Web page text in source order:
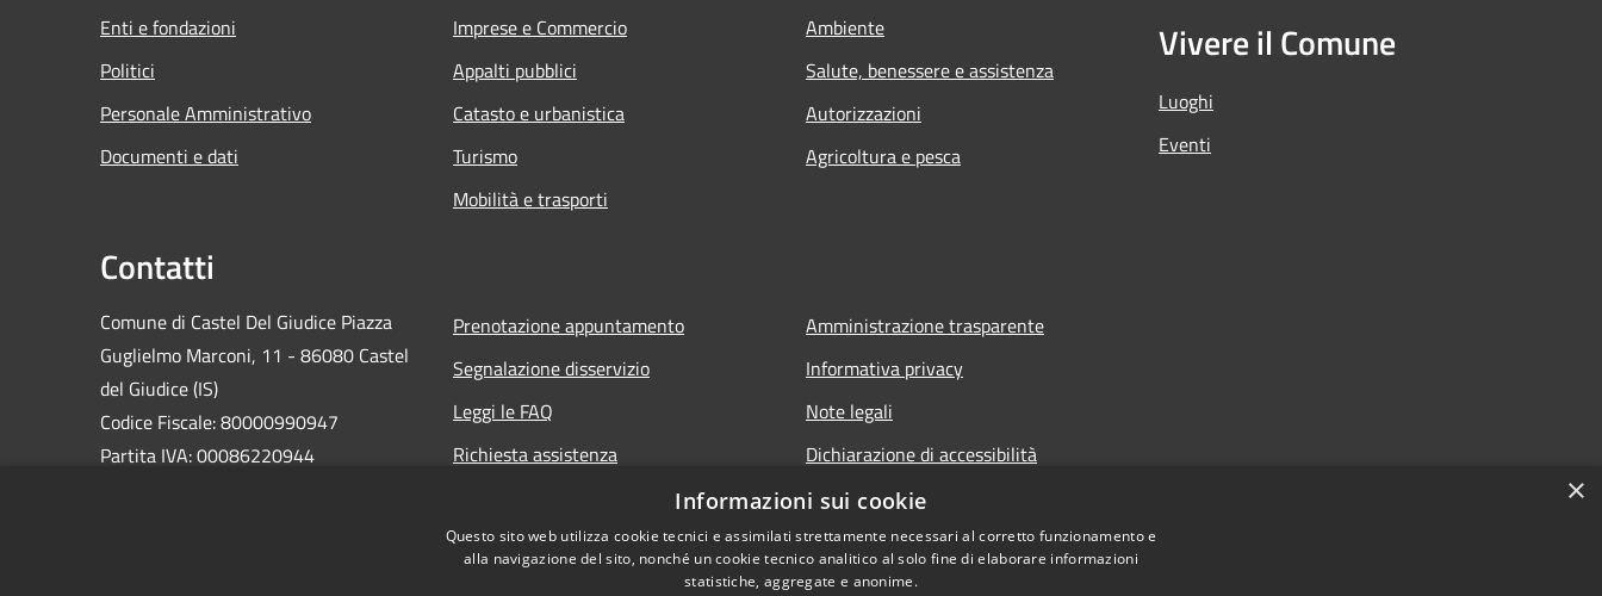
Enti e fondazioni
Politici
Personale Amministrativo
Documenti e dati
Imprese e Commercio
Appalti pubblici
Catasto e urbanistica
Turismo
Mobilità e trasporti
Ambiente
Salute, benessere e assistenza
Autorizzazioni
Agricoltura e pesca
Vivere il Comune
Luoghi
Eventi
Contatti
Comune di Castel Del Giudice Piazza
Guglielmo Marconi, 11 - 86080 Castel
del Giudice (IS)
Codice Fiscale: 80000990947
Partita IVA: 00086220944
Prenotazione appuntamento
Segnalazione disservizio
Leggi le FAQ
Richiesta assistenza
Amministrazione trasparente
Informativa privacy
Note legali
Dichiarazione di accessibilità
×
Informazioni sui cookie
Questo sito web utilizza cookie tecnici e assimilati strettamente necessari al corretto funzionamento e
alla navigazione del sito, nonché un cookie tecnico analitico al solo fine di elaborare informazioni
statistiche, aggregate e anonime.